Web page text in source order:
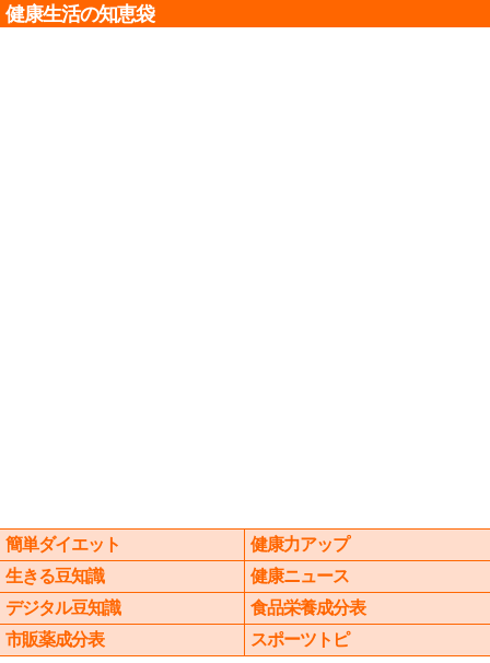
健康生活の知恵袋
簡単ダイエット
健康力アップ
生きる豆知識
健康ニュース
デジタル豆知識
食品栄養成分表
市販薬成分表
スポーツトピ